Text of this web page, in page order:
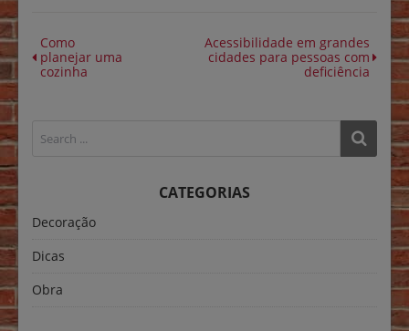
Como
planejar uma
cozinha
Acessibilidade em grandes
cidades para pessoas com
deficiência
CATEGORIAS
Decoração
Dicas
Obra